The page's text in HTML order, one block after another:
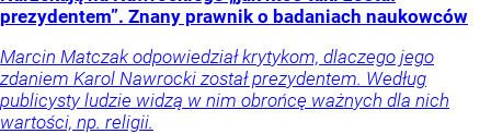
prezydentem”. Znany prawnik o badaniach naukowców
Marcin Matczak odpowiedział krytykom, dlaczego jego
zdaniem Karol Nawrocki został prezydentem. Według
publicysty ludzie widzą w nim obrońcę ważnych dla nich
wartości, np. religii.